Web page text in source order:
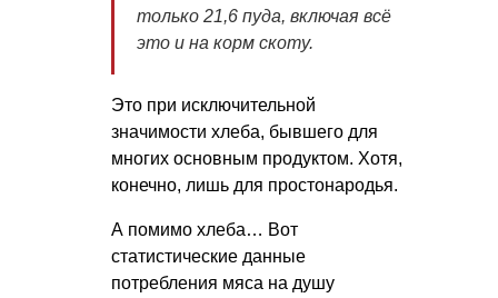
только 21,6 пуда, включая всё
это и на корм скоту.
Это при исключительной
значимости хлеба, бывшего для
многих основным продуктом. Хотя,
конечно, лишь для простонародья.
А помимо хлеба… Вот
статистические данные
потребления мяса на душу